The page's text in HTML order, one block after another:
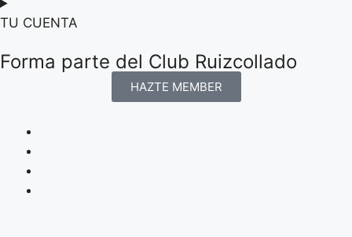
TU CUENTA
Forma parte del Club Ruizcollado
HAZTE MEMBER